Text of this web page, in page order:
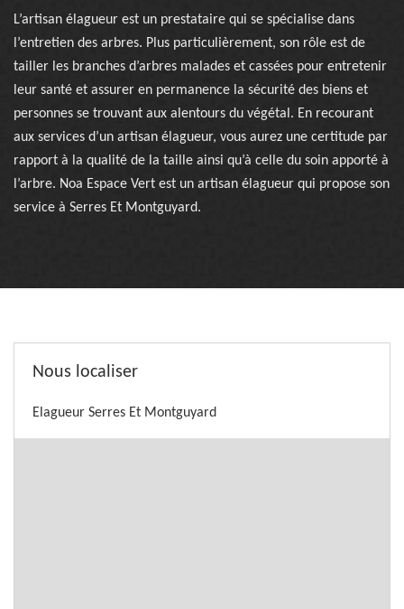
L’artisan élagueur est un prestataire qui se spécialise dans
l’entretien des arbres. Plus particulièrement, son rôle est de
tailler les branches d’arbres malades et cassées pour entretenir
leur santé et assurer en permanence la sécurité des biens et
personnes se trouvant aux alentours du végétal. En recourant
aux services d’un artisan élagueur, vous aurez une certitude par
rapport à la qualité de la taille ainsi qu’à celle du soin apporté à
l’arbre. Noa Espace Vert est un artisan élagueur qui propose son
service à Serres Et Montguyard.
Nous localiser
Elagueur Serres Et Montguyard